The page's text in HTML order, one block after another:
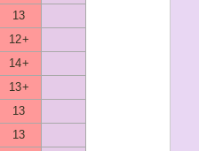
13
12+
14+
13+
13
13